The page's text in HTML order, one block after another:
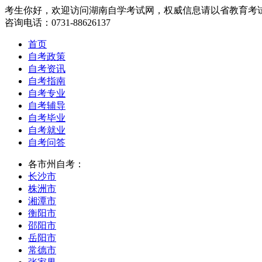
考生你好，欢迎访问湖南自学考试网，权威信息请以省教育考
咨询电话：0731-88626137
首页
自考政策
自考资讯
自考指南
自考专业
自考辅导
自考毕业
自考就业
自考问答
各市州自考：
长沙市
株洲市
湘潭市
衡阳市
邵阳市
岳阳市
常德市